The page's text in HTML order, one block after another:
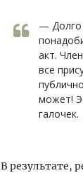
— Долго
акт.
все
может!
галочек.
В результате,